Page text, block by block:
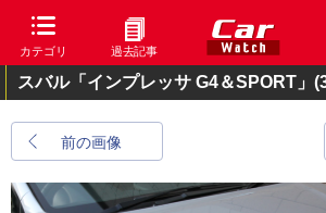
カテゴリ 過去記事
スバル「インプレッサ G4＆SPORT」
前の画像